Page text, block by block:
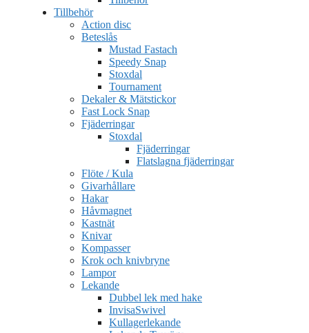
Tillbehör
Action disc
Beteslås
Mustad Fastach
Speedy Snap
Stoxdal
Tournament
Dekaler & Mätstickor
Fast Lock Snap
Fjäderringar
Stoxdal
Fjäderringar
Flatslagna fjäderringar
Flöte / Kula
Givarhållare
Hakar
Håvmagnet
Kastnät
Knivar
Kompasser
Krok och knivbryne
Lampor
Lekande
Dubbel lek med hake
InvisaSwivel
Kullagerlekande